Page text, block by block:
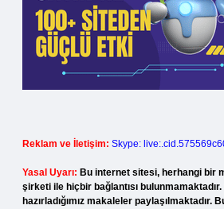
Reklam ve İletişim: Skype:
Yasal Uyarı: Bu internet sitesi, herhangi bir
şirketi ile hiçbir bağlantısı
hazırladığımız makaleler